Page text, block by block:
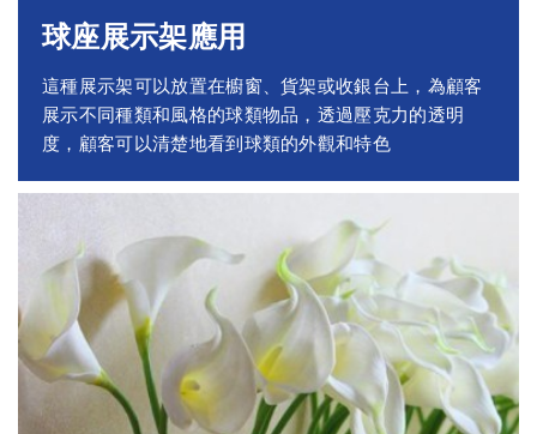
球座展示架應用
這種展示架可以放置在櫥窗、貨架或收銀台上，為顧客
展示不同種類和風格的球類物品，透過壓克力的透明
度，顧客可以清楚地看到球類的外觀和特色